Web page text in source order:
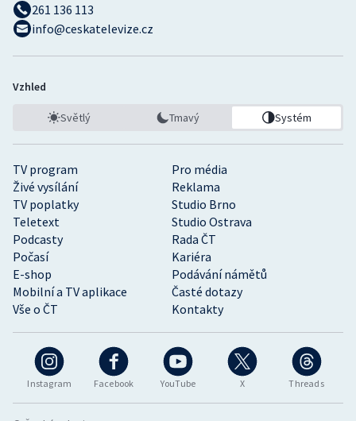
Instagram Facebook YouTube X Threads
TV program
Pro média
Živé vysílání
Reklama
TV poplatky
Studio Brno
Teletext
Studio Ostrava
Podcasty
Rada ČT
Počasí
Kariéra
E-shop
Podávání námětů
Mobilní a TV aplikace
Časté dotazy
Vše o ČT
Kontakty
261 136 113
info@ceskatelevize.cz
Vzhled
Světlý Tmavý Systém